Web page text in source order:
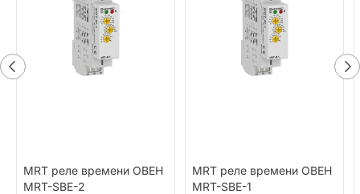
MRT реле времени ОВЕН
MRT-SBE-2
MRT реле времени ОВЕН
MRT-SBE-1